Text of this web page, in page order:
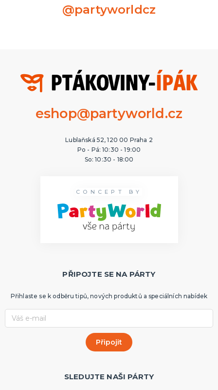
@partyworldcz
eshop@partyworld.cz
Lublaňská 52, 120 00 Praha 2
Po - Pá: 10:30 - 19:00
So: 10:30 - 18:00
CONCEPT BY
PŘIPOJTE SE NA PÁRTY
Přihlaste se k odběru tipů, nových produktů a speciálních nabídek
SLEDUJTE NAŠI PÁRTY